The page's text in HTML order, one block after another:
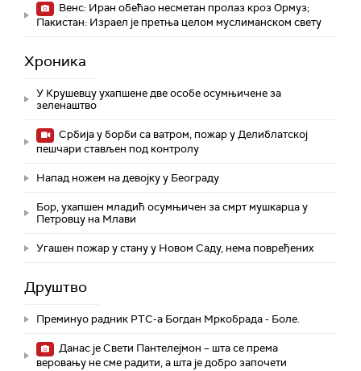
Венс: Иран обећао несметан пролаз кроз Ормуз;
Пакистан: Израел је претња целом муслиманском свету
Хроника
У Крушевцу ухапшене две особе осумњичене за
зеленаштво
Србија у борби са ватром, пожар у Делиблатској
пешчари стављен под контролу
Напад ножем на девојку у Београду
Бор, ухапшен младић осумњичен за смрт мушкарца у
Петровцу на Млави
Угашен пожар у стану у Новом Саду, нема повређених
Друштво
Преминуо радник РТС-а Богдан Мркобрада - Боле.
Данас је Свети Пантелејмон – шта се према
веровању не сме радити, а шта је добро започети